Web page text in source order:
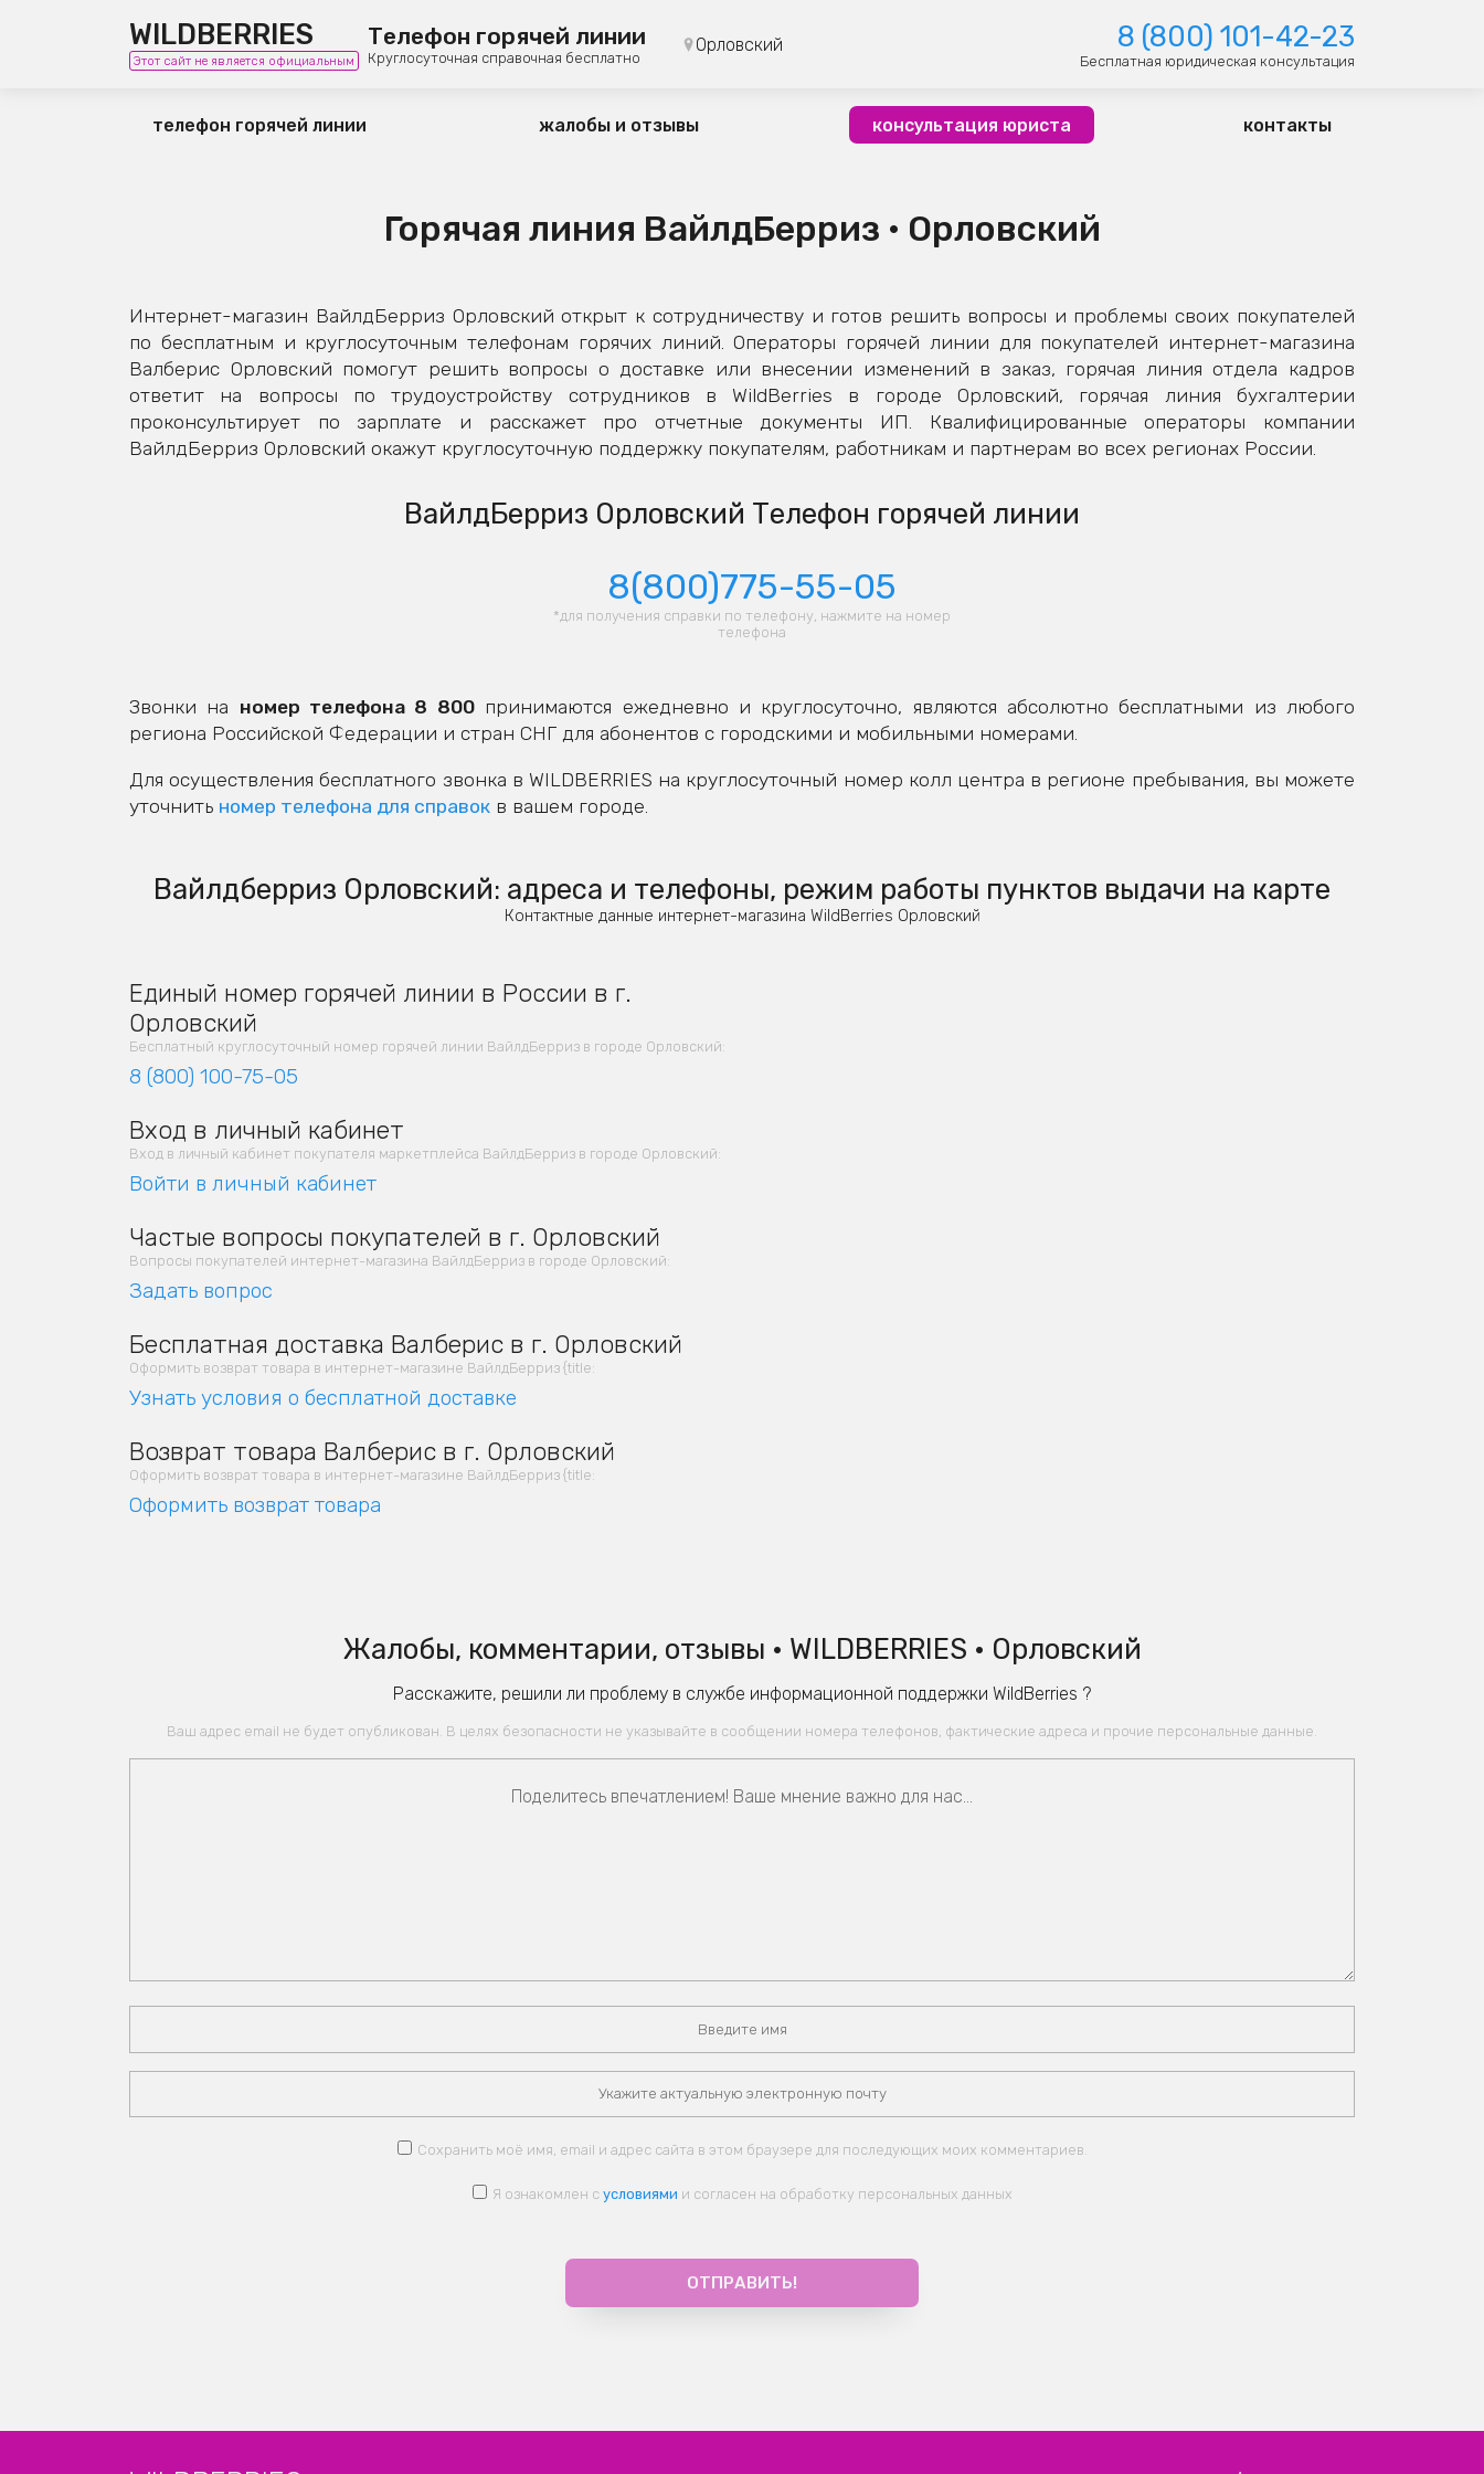
WILDBERRIES
Этот сайт не является официальным
Телефон горячей линии
Круглосуточная справочная бесплатно
Орловский 8 (800) 101-42-23
Бесплатная юридическая консультация
телефон горячей линии жалобы и отзывы консультация юриста контакты
Горячая линия ВайлдБерриз • Орловский
Интернет-магазин ВайлдБерриз Орловский открыт к сотрудничеству и готов решить вопросы и проблемы своих покупателей
по бесплатным и круглосуточным телефонам горячих линий. Операторы горячей линии для покупателей интернет-магазина
Валберис Орловский помогут решить вопросы о доставке или внесении изменений в заказ, горячая линия отдела кадров
ответит на вопросы по трудоустройству сотрудников в WildBerries в городе Орловский, горячая линия бухгалтерии
проконсультирует по зарплате и расскажет про отчетные документы ИП. Квалифицированные операторы компании
ВайлдБерриз Орловский окажут круглосуточную поддержку покупателям, работникам и партнерам во всех регионах России.
ВайлдБерриз Орловский Телефон горячей линии
8(800)775-55-05
*для получения справки по телефону, нажмите на номер
телефона
Звонки на номер телефона 8 800принимаются ежедневно и круглосуточно, являются абсолютно бесплатными из любого
региона Российской Федерации и стран СНГ для абонентов с городскими и мобильными номерами.
Для осуществления бесплатного звонка в WILDBERRIES на круглосуточный номер колл центра в регионе пребывания, вы можете
уточнить номер телефона для справок в вашем городе.
Вайлдберриз Орловский: адреса и телефоны, режим работы пунктов выдачи на карте
Контактные данные интернет-магазина WildBerries Орловский
Единый номер горячей линии в России в г.
Орловский
Бесплатный круглосуточный номер горячей линии ВайлдБерриз в городе Орловский:
8 (800) 100-75-05
Вход в личный кабинет
Вход в личный кабинет покупателя маркетплейса ВайлдБерриз в городе Орловский:
Войти в личный кабинет
Частые вопросы покупателей в г. Орловский
Вопросы покупателей интернет-магазина ВайлдБерриз в городе Орловский:
Задать вопрос
Бесплатная доставка Валберис в г. Орловский
Оформить возврат товара в интернет-магазине ВайлдБерриз {title:
Узнать условия о бесплатной доставке
Возврат товара Валберис в г. Орловский
Оформить возврат товара в интернет-магазине ВайлдБерриз {title:
Оформить возврат товара
Жалобы, комментарии, отзывы • WILDBERRIES • Орловский
Расскажите, решили ли проблему в службе информационной поддержки WildBerries ?
Ваш адрес email не будет опубликован. В целях безопасности не указывайте в сообщении номера телефонов, фактические адреса и прочие персональные данные.
Сохранить моё имя, email и адрес сайта в этом браузере для последующих моих комментариев.
Я ознакомлен с условиями и согласен на обработку персональных данных